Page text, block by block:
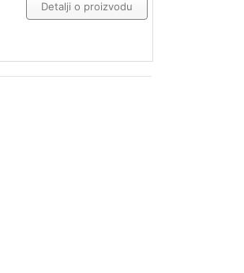
Detalji o proizvodu